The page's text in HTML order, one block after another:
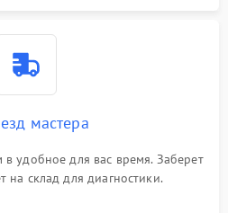
мастера
удобное для вас время. Заберет
на склад для диагностики.